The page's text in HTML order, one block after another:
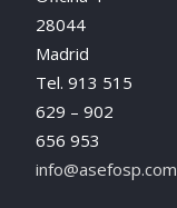
28044
Madrid
Tel. 913 515
629 – 902
656 953
info@asefosp.com